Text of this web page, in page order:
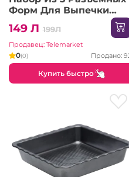
Форм Для Выпечки
BEST BFY-0328 (S109--
149 Л 199Л
Продавец: Telemarket
0(0) Продано:
Купить быстро